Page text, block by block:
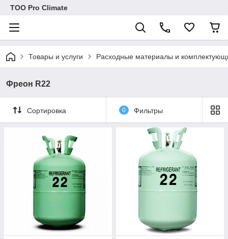
ТОО Pro Climate
Товары и услуги Расходные материалы и
Фреон R22
Сортировка 0 Фильтры